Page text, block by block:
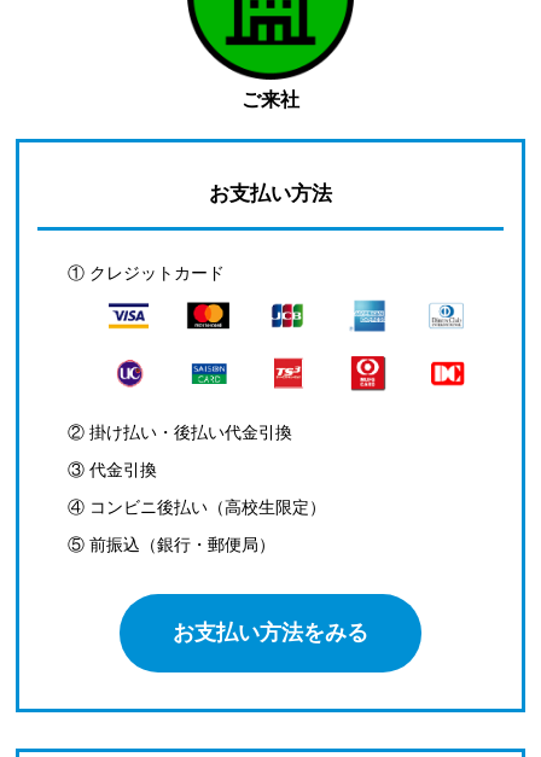
ご来社
お支払い方法
① クレジットカード
② 掛け払い・後払い代金引換
③ 代金引換
④ コンビニ後払い（高校生限定）
⑤ 前振込（銀行・郵便局）
お支払い方法をみる